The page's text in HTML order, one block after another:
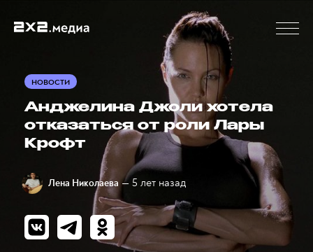
НОВОСТИ
Анджелина Джоли хотела
отказаться от роли Лары
Крофт
Лена Николаева — 5 лет назад